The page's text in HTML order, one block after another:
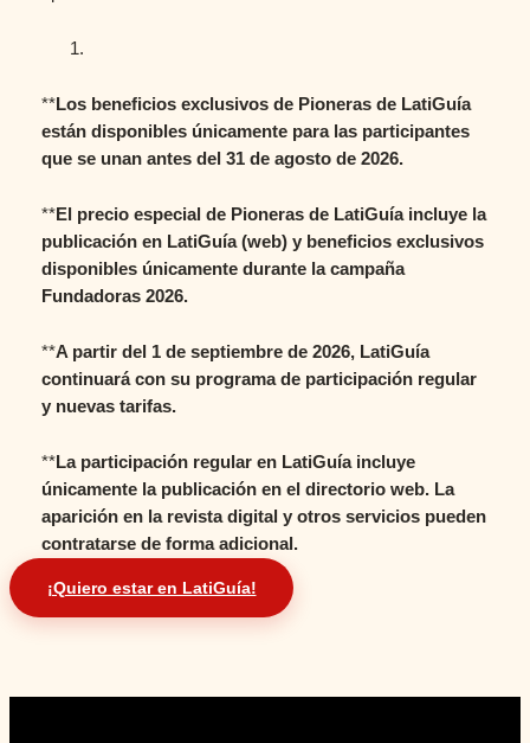
**Los beneficios exclusivos de Pioneras de LatiGuía
están disponibles únicamente para las participantes
que se unan antes del 31 de agosto de 2026.
**El precio especial de Pioneras de LatiGuía incluye la
publicación en LatiGuía (web) y beneficios exclusivos
disponibles únicamente durante la campaña
Fundadoras 2026.
**A partir del 1 de septiembre de 2026, LatiGuía
continuará con su programa de participación regular
y nuevas tarifas.
**La participación regular en LatiGuía incluye
únicamente la publicación en el directorio web. La
aparición en la revista digital y otros servicios pueden
contratarse de forma adicional.
¡Quiero estar en LatiGuía!